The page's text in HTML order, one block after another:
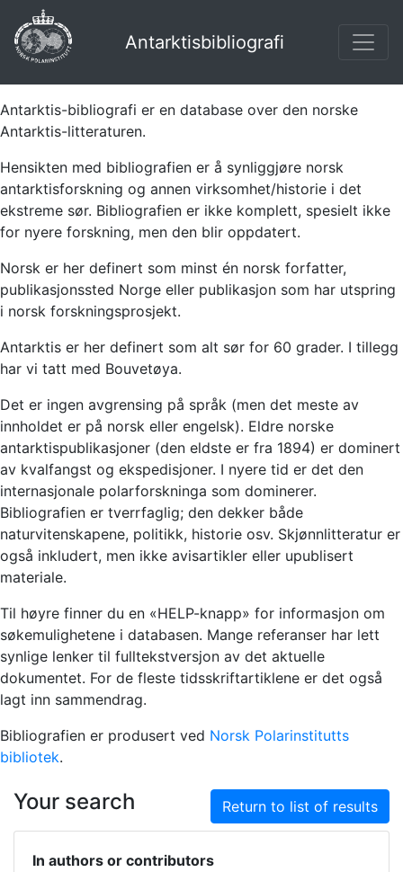
Antarktisbibliografi
Antarktis-bibliografi er en database over den norske
Antarktis-litteraturen.
Hensikten med bibliografien er å synliggjøre norsk
antarktisforskning og annen virksomhet/historie i det
ekstreme sør. Bibliografien er ikke komplett, spesielt ikke
for nyere forskning, men den blir oppdatert.
Norsk er her definert som minst én norsk forfatter,
publikasjonssted Norge eller publikasjon som har utspring
i norsk forskningsprosjekt.
Antarktis er her definert som alt sør for 60 grader. I tillegg
har vi tatt med Bouvetøya.
Det er ingen avgrensing på språk (men det meste av
innholdet er på norsk eller engelsk). Eldre norske
antarktispublikasjoner (den eldste er fra 1894) er dominert
av kvalfangst og ekspedisjoner. I nyere tid er det den
internasjonale polarforskninga som dominerer.
Bibliografien er tverrfaglig; den dekker både
naturvitenskapene, politikk, historie osv. Skjønnlitteratur er
også inkludert, men ikke avisartikler eller upublisert
materiale.
Til høyre finner du en «HELP-knapp» for informasjon om
søkemulighetene i databasen. Mange referanser har lett
synlige lenker til fulltekstversjon av det aktuelle
dokumentet. For de fleste tidsskriftartiklene er det også
lagt inn sammendrag.
Bibliografien er produsert ved Norsk Polarinstitutts
bibliotek.
Your search Return to list of results
In authors or contributors